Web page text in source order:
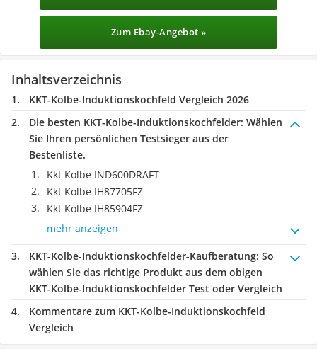
Zum Ebay-Angebot »
Inhaltsverzeichnis
KKT-Kolbe-Induktionskochfeld Vergleich 2026
Die besten KKT-Kolbe-Induktionskochfelder: Wählen
Sie Ihren persönlichen Testsieger aus der
Bestenliste.
Kkt Kolbe IND600DRAFT
Kkt Kolbe IH87705FZ
Kkt Kolbe IH85904FZ
mehr anzeigen
KKT-Kolbe-Induktionskochfelder-Kaufberatung: So
wählen Sie das richtige Produkt aus dem obigen
KKT-Kolbe-Induktionskochfelder Test oder Vergleich
Kommentare zum KKT-Kolbe-Induktionskochfeld
Vergleich